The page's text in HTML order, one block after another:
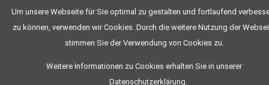
Chronik
Um unsere Webseite für Sie optimal zu gestalten und fortlaufend
zu können, verwenden wir Cookies. Durch die weitere Nutzung der
stimmen Sie der Verwendung von Cookies zu.
Weitere Informationen zu Cookies erhalten Sie in unserer
Datenschutzerklärung.